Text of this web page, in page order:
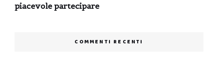
piacevole partecipare
COMMENTI RECENTI